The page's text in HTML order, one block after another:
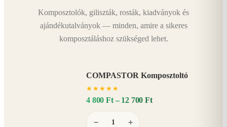
Komposztolók, giliszták, rosták, kiadványok és
ajándékutalványok — minden, amire a sikeres
komposztáláshoz szükséged lehet.
COMPASTOR Komposztoltó
★ ★ ★ ★ ★
4 800 Ft – 12 700 Ft
− +